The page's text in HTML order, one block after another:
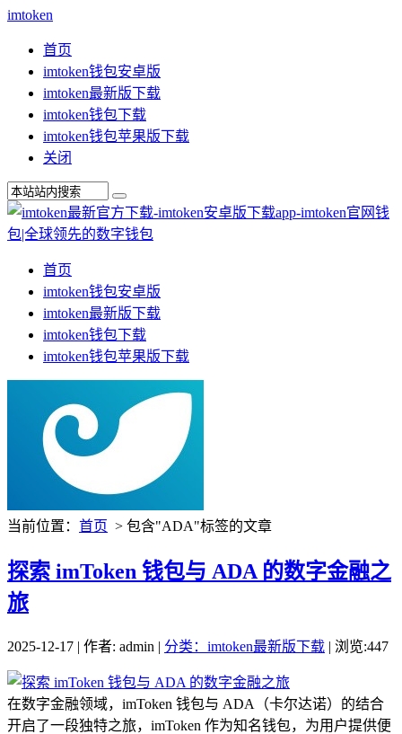
imtoken
首页
imtoken钱包安卓版
imtoken最新版下载
imtoken钱包下载
imtoken钱包苹果版下载
关闭
首页
imtoken钱包安卓版
imtoken最新版下载
imtoken钱包下载
imtoken钱包苹果版下载
当前位置： 首页 > 包含"ADA"标签的文章
探索 imToken 钱包与 ADA 的数字金融之
旅
2025-12-17 | 作者: admin | 分类：imtoken最新版下载 | 浏览:447
在数字金融领域，imToken 钱包与 ADA（卡尔达诺）的结合
开启了一段独特之旅，imToken 作为知名钱包，为用户提供便